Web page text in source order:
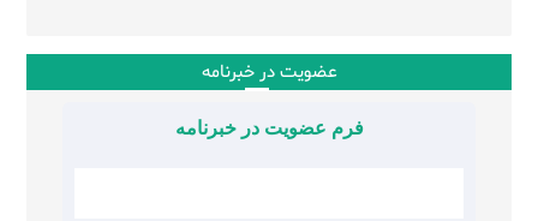
عضویت در خبرنامه
فرم عضویت در خبرنامه